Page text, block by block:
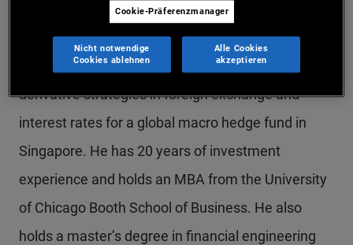
focusing on government bonds, foreign exchange,
and interest rate derivatives. Prior to joining
PIMCO in 2011, he structured and traded
derivative strategies in foreign exchange and
interest rates for a global macro hedge fund in
Singapore. He has 20 years of investment
experience and holds an MBA from the University
of Chicago Booth School of Business. He also
holds a master’s degree in financial engineering
Cookie-Präferenzmanager
Nicht notwendige
Cookies ablehnen
Alle Cookies
akzeptieren